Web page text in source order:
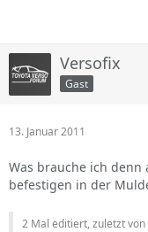
Versofix
Gast
13. Januar 2011
Was brauche ich denn
befestigen in der
2 Mal editiert, zuletzt von